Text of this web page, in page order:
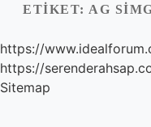
Yasal Uyarı
Hakkımızda
ETIKET: AG
https://
https://
Sitemap